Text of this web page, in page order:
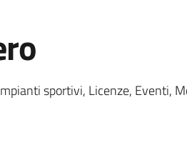
sportivi, Licenze, Eventi,